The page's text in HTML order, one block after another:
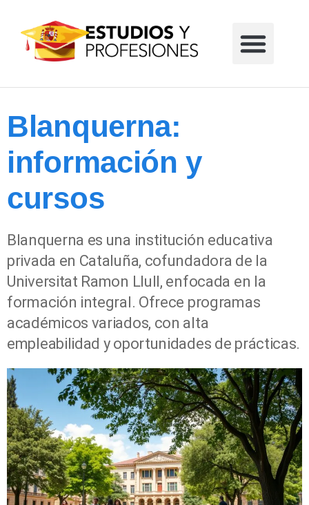
Blanquerna:
información y
cursos
Blanquerna es una institución educativa
privada en Cataluña, cofundadora de la
Universitat Ramon Llull, enfocada en la
formación integral. Ofrece programas
académicos variados, con alta
empleabilidad y oportunidades de prácticas.